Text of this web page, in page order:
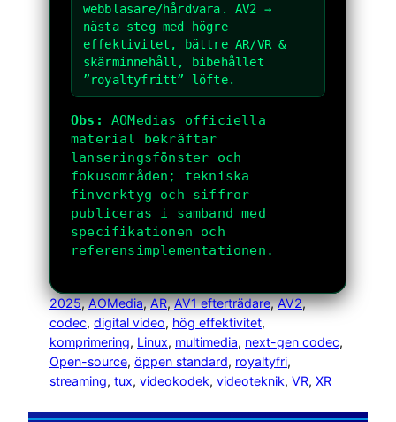
webbläsare/hårdvara. AV2 →
nästa steg med högre
effektivitet, bättre AR/VR &
skärminnehåll, bibehållet
”royaltyfritt”-löfte.
Obs:
AOMedias officiella
material bekräftar
lanseringsfönster och
fokusområden; tekniska
finverktyg och siffror
publiceras i samband med
specifikationen och
referensimplementationen.
2025, AOMedia, AR, AV1 efterträdare, AV2 ,
codec, digital video, hög effektivitet
komprimering, Linux, multimedia, next-gen codec
Open-source, öppen standard, royaltyfri
streaming, tux, videokodek, videoteknik, VR, XR